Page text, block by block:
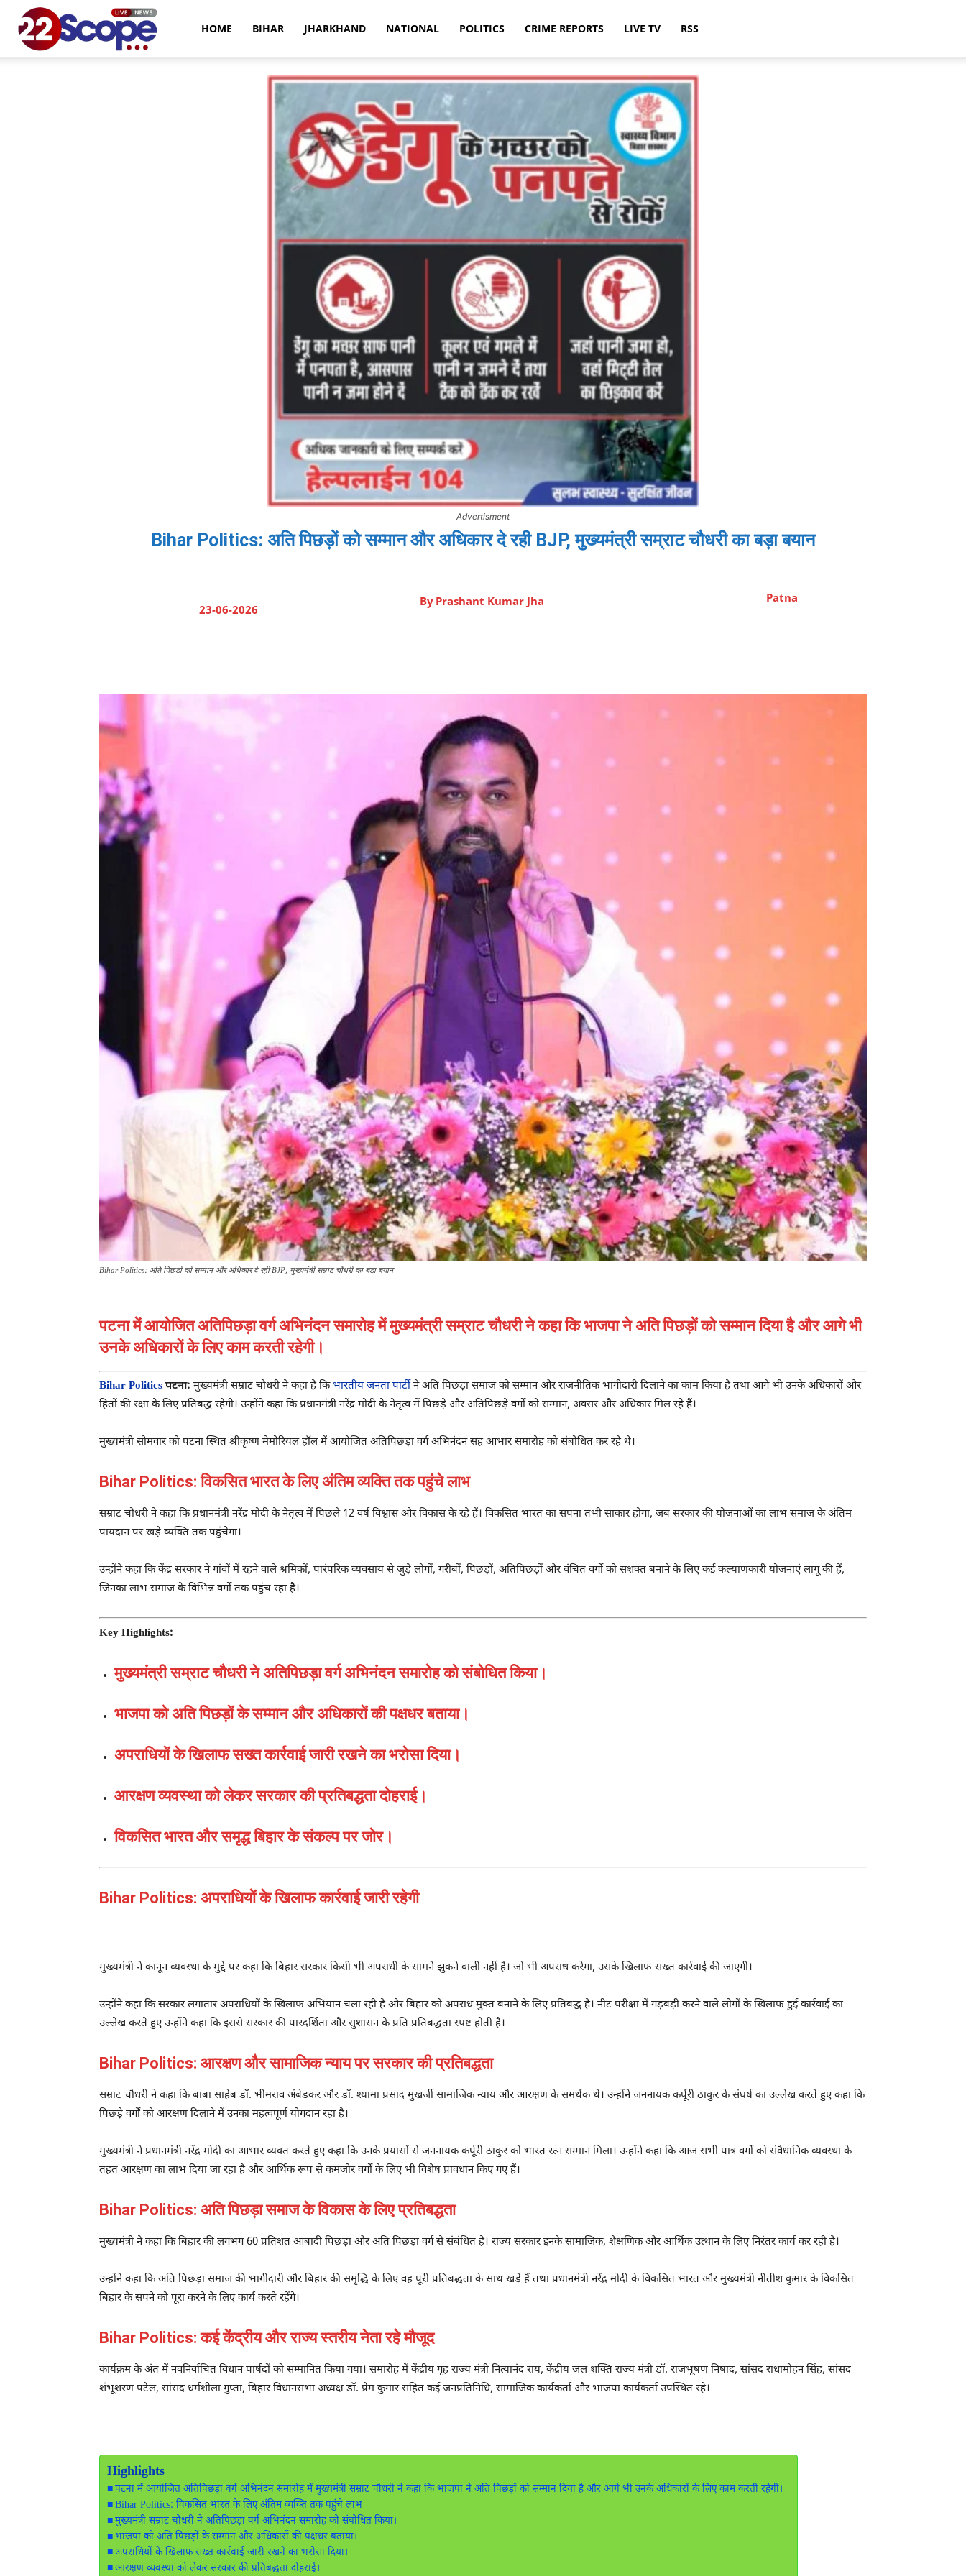
HOME BIHAR JHARKHAND NATIONAL POLITICS CRIME REPORTS LIVE TV RSS
Advertisment
Bihar Politics: अति पिछड़ों को सम्मान और अधिकार दे रही BJP, मुख्यमंत्री सम्राट चौधरी का बड़ा बयान
23-06-2026
By Prashant Kumar Jha Patna
Bihar Politics: अति पिछड़ों को सम्मान और अधिकार दे रही BJP, मुख्यमंत्री सम्राट चौधरी का बड़ा बयान
पटना में आयोजित अतिपिछड़ा वर्ग अभिनंदन समारोह में मुख्यमंत्री सम्राट चौधरी ने कहा कि भाजपा ने अति पिछड़ों को सम्मान दिया है और आगे भी
उनके अधिकारों के लिए काम करती रहेगी।
Bihar Politics पटना: मुख्यमंत्री सम्राट चौधरी ने कहा है किभारतीय जनता पार्टीने अति पिछड़ा समाज को सम्मान और राजनीतिक भागीदारी दिलाने का काम किया है तथा आगे भी उनके अधिकारों और
हितों की रक्षा के लिए प्रतिबद्ध रहेगी। उन्होंने कहा कि प्रधानमंत्री नरेंद्र मोदी के नेतृत्व में पिछड़े और अतिपिछड़े वर्गों को सम्मान, अवसर और अधिकार मिल रहे हैं।
मुख्यमंत्री सोमवार को पटना स्थित श्रीकृष्ण मेमोरियल हॉल में आयोजित अतिपिछड़ा वर्ग अभिनंदन सह आभार समारोह को संबोधित कर रहे थे।
Bihar Politics: विकसित भारत के लिए अंतिम व्यक्ति तक पहुंचे लाभ
सम्राट चौधरी ने कहा कि प्रधानमंत्री नरेंद्र मोदी के नेतृत्व में पिछले 12 वर्ष विश्वास और विकास के रहे हैं। विकसित भारत का सपना तभी साकार होगा, जब सरकार की योजनाओं का लाभ समाज के अंतिम
पायदान पर खड़े व्यक्ति तक पहुंचेगा।
उन्होंने कहा कि केंद्र सरकार ने गांवों में रहने वाले श्रमिकों, पारंपरिक व्यवसाय से जुड़े लोगों, गरीबों, पिछड़ों, अतिपिछड़ों और वंचित वर्गों को सशक्त बनाने के लिए कई कल्याणकारी योजनाएं लागू की हैं,
जिनका लाभ समाज के विभिन्न वर्गों तक पहुंच रहा है।
Key Highlights:
मुख्यमंत्री सम्राट चौधरी ने अतिपिछड़ा वर्ग अभिनंदन समारोह को संबोधित किया।
भाजपा को अति पिछड़ों के सम्मान और अधिकारों की पक्षधर बताया।
अपराधियों के खिलाफ सख्त कार्रवाई जारी रखने का भरोसा दिया।
आरक्षण व्यवस्था को लेकर सरकार की प्रतिबद्धता दोहराई।
विकसित भारत और समृद्ध बिहार के संकल्प पर जोर।
Bihar Politics: अपराधियों के खिलाफ कार्रवाई जारी रहेगी
मुख्यमंत्री ने कानून व्यवस्था के मुद्दे पर कहा कि बिहार सरकार किसी भी अपराधी के सामने झुकने वाली नहीं है। जो भी अपराध करेगा, उसके खिलाफ सख्त कार्रवाई की जाएगी।
उन्होंने कहा कि सरकार लगातार अपराधियों के खिलाफ अभियान चला रही है और बिहार को अपराध मुक्त बनाने के लिए प्रतिबद्ध है। नीट परीक्षा में गड़बड़ी करने वाले लोगों के खिलाफ हुई कार्रवाई का
उल्लेख करते हुए उन्होंने कहा कि इससे सरकार की पारदर्शिता और सुशासन के प्रति प्रतिबद्धता स्पष्ट होती है।
Bihar Politics: आरक्षण और सामाजिक न्याय पर सरकार की प्रतिबद्धता
सम्राट चौधरी ने कहा कि बाबा साहेब डॉ. भीमराव अंबेडकर और डॉ. श्यामा प्रसाद मुखर्जी सामाजिक न्याय और आरक्षण के समर्थक थे। उन्होंने जननायक कर्पूरी ठाकुर के संघर्ष का उल्लेख करते हुए कहा कि
पिछड़े वर्गों को आरक्षण दिलाने में उनका महत्वपूर्ण योगदान रहा है।
मुख्यमंत्री ने प्रधानमंत्री नरेंद्र मोदी का आभार व्यक्त करते हुए कहा कि उनके प्रयासों से जननायक कर्पूरी ठाकुर को भारत रत्न सम्मान मिला। उन्होंने कहा कि आज सभी पात्र वर्गों को संवैधानिक व्यवस्था के
तहत आरक्षण का लाभ दिया जा रहा है और आर्थिक रूप से कमजोर वर्गों के लिए भी विशेष प्रावधान किए गए हैं।
Bihar Politics: अति पिछड़ा समाज के विकास के लिए प्रतिबद्धता
मुख्यमंत्री ने कहा कि बिहार की लगभग 60 प्रतिशत आबादी पिछड़ा और अति पिछड़ा वर्ग से संबंधित है। राज्य सरकार इनके सामाजिक, शैक्षणिक और आर्थिक उत्थान के लिए निरंतर कार्य कर रही है।
उन्होंने कहा कि अति पिछड़ा समाज की भागीदारी और बिहार की समृद्धि के लिए वह पूरी प्रतिबद्धता के साथ खड़े हैं तथा प्रधानमंत्री नरेंद्र मोदी के विकसित भारत और मुख्यमंत्री नीतीश कुमार के विकसित
बिहार के सपने को पूरा करने के लिए कार्य करते रहेंगे।
Bihar Politics: कई केंद्रीय और राज्य स्तरीय नेता रहे मौजूद
कार्यक्रम के अंत में नवनिर्वाचित विधान पार्षदों को सम्मानित किया गया। समारोह में केंद्रीय गृह राज्य मंत्री नित्यानंद राय, केंद्रीय जल शक्ति राज्य मंत्री डॉ. राजभूषण निषाद, सांसद राधामोहन सिंह, सांसद
शंभूशरण पटेल, सांसद धर्मशीला गुप्ता, बिहार विधानसभा अध्यक्ष डॉ. प्रेम कुमार सहित कई जनप्रतिनिधि, सामाजिक कार्यकर्ता और भाजपा कार्यकर्ता उपस्थित रहे।
Highlights
पटना में आयोजित अतिपिछड़ा वर्ग अभिनंदन समारोह में मुख्यमंत्री सम्राट चौधरी ने कहा कि भाजपा ने अति पिछड़ों को सम्मान दिया है और आगे भी उनके अधिकारों के लिए काम करती रहेगी।
Bihar Politics: विकसित भारत के लिए अंतिम व्यक्ति तक पहुंचे लाभ
मुख्यमंत्री सम्राट चौधरी ने अतिपिछड़ा वर्ग अभिनंदन समारोह को संबोधित किया।
भाजपा को अति पिछड़ों के सम्मान और अधिकारों की पक्षधर बताया।
अपराधियों के खिलाफ सख्त कार्रवाई जारी रखने का भरोसा दिया।
आरक्षण व्यवस्था को लेकर सरकार की प्रतिबद्धता दोहराई।